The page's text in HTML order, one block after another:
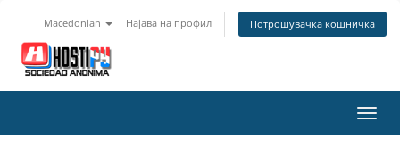
Macedonian Најава на профил Потрошувачка кошничка
ја